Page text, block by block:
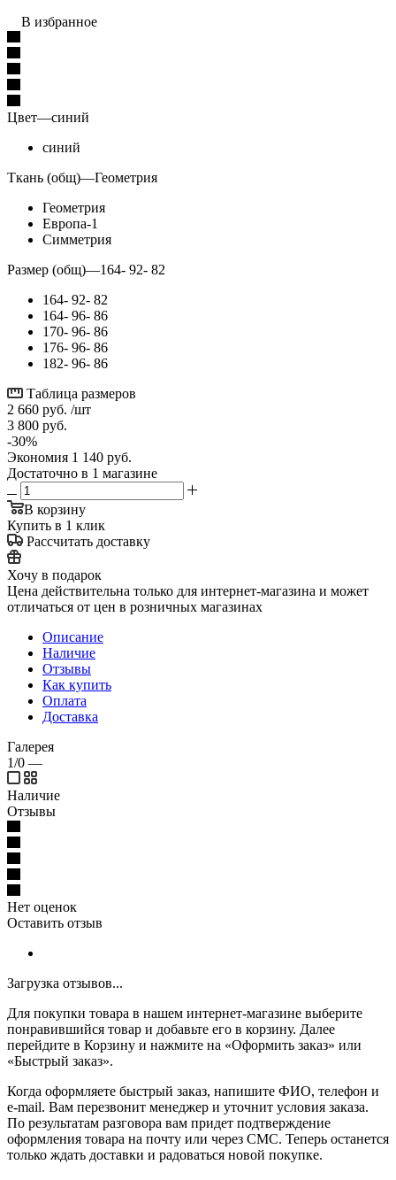
В избранное
Цвет—синий
синий
Ткань (общ)—Геометрия
Геометрия
Европа-1
Симметрия
Размер (общ)—164- 92- 82
164- 92- 82
164- 96- 86
170- 96- 86
176- 96- 86
182- 96- 86
Таблица размеров
2 660 руб. /шт
3 800 руб.
-30%
Экономия 1 140 руб.
Достаточно в 1 магазине
В корзину
Купить в 1 клик
Рассчитать доставку
Хочу в подарок
Цена действительна только для интернет-магазина и может
отличаться от цен в розничных магазинах
Описание
Наличие
Отзывы
Как купить
Оплата
Доставка
Галерея
1/0 —
Наличие
Отзывы
Нет оценок
Оставить отзыв
Загрузка отзывов...
Для покупки товара в нашем интернет-магазине выберите
понравившийся товар и добавьте его в корзину. Далее
перейдите в Корзину и нажмите на «Оформить заказ» или
«Быстрый заказ».
Когда оформляете быстрый заказ, напишите ФИО, телефон и
e-mail. Вам перезвонит менеджер и уточнит условия заказа.
По результатам разговора вам придет подтверждение
оформления товара на почту или через СМС. Теперь останется
только ждать доставки и радоваться новой покупке.